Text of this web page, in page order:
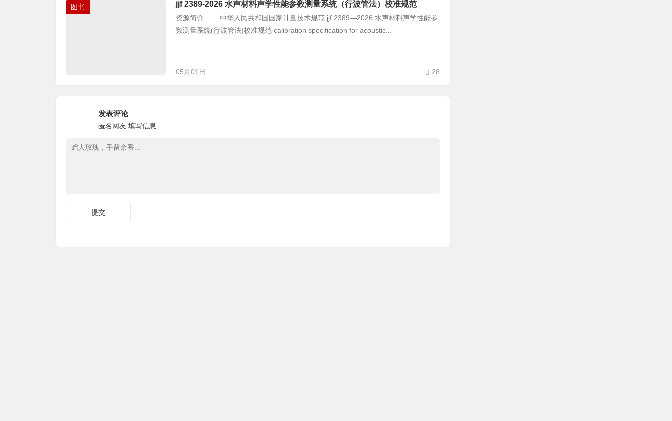
图书 jjf 2389-2026 水声材料声学性能参数测量系统（行波管法）校准规范
资源简介 中华人民共和国国家计量技术规范 jjf 2389—2026 水声材料声学性能参
数测量系统(行波管法)校准规范 calibration specification for acoustic...
05月01日 28
发表评论
匿名网友 填写信息